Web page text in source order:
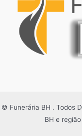
© Funerária BH . Todos
BH e